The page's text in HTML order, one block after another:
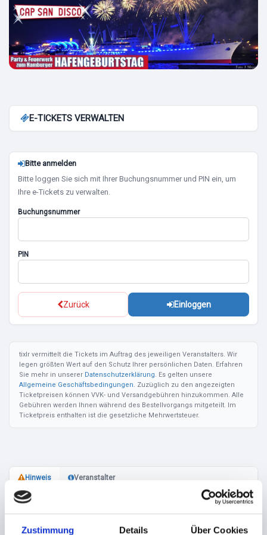
Zustimmung Details Über Cookies
E-TICKETS VERWALTEN
Bitte anmelden
Bitte loggen Sie sich mit Ihrer Buchungsnummer und PIN ein, um
Ihre e-Tickets zu verwalten.
Buchungsnummer
PIN
Zurück Einloggen
tixlr vermittelt die Tickets im Auftrag des jeweiligen Veranstalters. Wir
legen größten Wert auf den Schutz Ihrer persönlichen Daten. Erfahren
Sie mehr in unserer Datenschutzerklärung . Es gelten unsere
Allgemeine Geschäftsbedingungen . Zuzüglich zu den angezeigten
Ticketpreisen können VVK- und Versandgebühren hinzukommen. Alle
Gebühren werden Ihnen während des Bestellvorgangs mitgeteilt. Im
Ticketpreis enthalten ist die gesetzliche Mehrwertsteuer.
Hinweis Veranstalter
VVK beendet - Tickets an der Abendkasse
verfügbar!